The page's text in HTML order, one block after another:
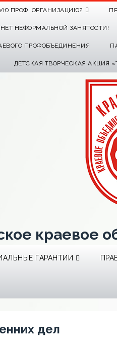
ПРОФ. ОРГАНИЗАЦИЮ?
НЕФОРМАЛЬНОЙ ЗАНЯТОСТИ!
ПРОФОБЪЕДИНЕНИЯ
ДЕТСКАЯ ТВОРЧЕСКАЯ АКЦИЯ
краевое
ГАРАНТИИ
дел